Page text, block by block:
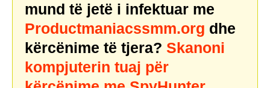
mund të jetë i infektuar me
Productmaniacssmm.org dhe
kërcënime të tjera? Skanoni
kompjuterin tuaj për